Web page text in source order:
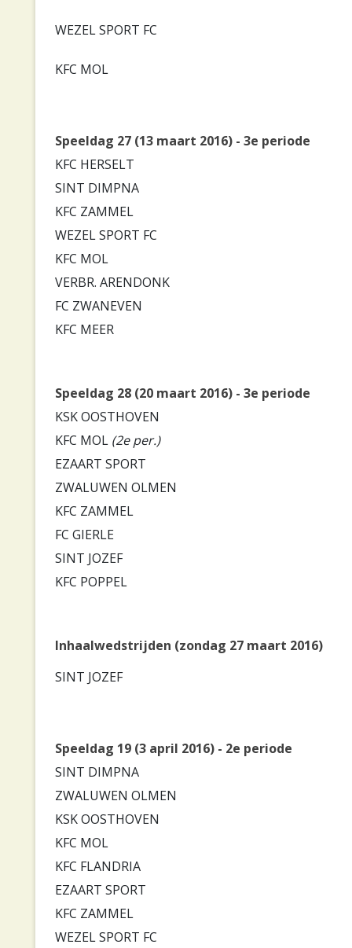
WEZEL SPORT FC
KFC MOL
Speeldag 27 (13 maart 2016) - 3e periode
KFC HERSELT
SINT DIMPNA
KFC ZAMMEL
WEZEL SPORT FC
KFC MOL
VERBR. ARENDONK
FC ZWANEVEN
KFC MEER
Speeldag 28 (20 maart 2016) - 3e periode
KSK OOSTHOVEN
KFC MOL (2e per.)
EZAART SPORT
ZWALUWEN OLMEN
KFC ZAMMEL
FC GIERLE
SINT JOZEF
KFC POPPEL
Inhaalwedstrijden (zondag 27 maart 2016)
SINT JOZEF
Speeldag 19 (3 april 2016) - 2e periode
SINT DIMPNA
ZWALUWEN OLMEN
KSK OOSTHOVEN
KFC MOL
KFC FLANDRIA
EZAART SPORT
KFC ZAMMEL
WEZEL SPORT FC